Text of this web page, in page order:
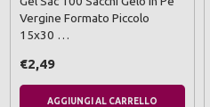
Vergine Formato Piccolo
15x30 …
€2,49
AGGIUNGI AL CARRELLO